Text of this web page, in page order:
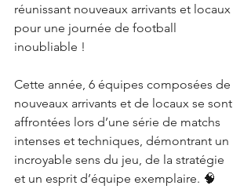
réunissant nouveaux arrivants et locaux
pour une journée de football
inoubliable !
Cette année, 6 équipes composées de
nouveaux arrivants et de locaux se sont
affrontées lors d’une série de matchs
intenses et techniques, démontrant un
incroyable sens du jeu, de la stratégie
et un esprit d’équipe exemplaire. 🧠